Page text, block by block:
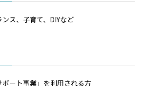
ス、子育て、DIYなど
ート事業」を利用される方